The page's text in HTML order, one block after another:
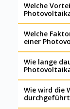
Welche
Welche
einer
Wie lange
Wie wird die